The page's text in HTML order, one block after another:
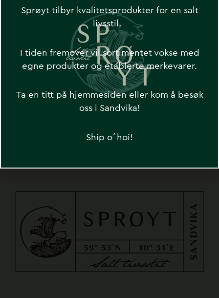
Motta ekslusive tilbud og nyheter fra
Sprøyt
SEND
Sprøyt tilbyr kvalitetsprodukter for en salt
livsstil.
I tiden fremover vil sortimentet vokse med
egne produkter og etablerte merkevarer.
Ta en titt på hjemmesiden eller kom å besøk
oss i Sandvika!
Ship o´hoi!